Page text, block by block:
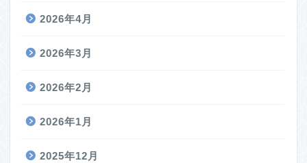
2026年4月
2026年3月
2026年2月
2026年1月
2025年12月